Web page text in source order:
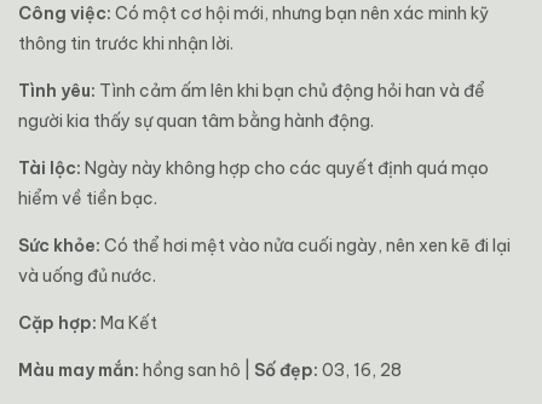
Công việc: Có một cơ hội mới, nhưng bạn nên xác minh kỹ
thông tin trước khi nhận lời.
Tình yêu: Tình cảm ấm lên khi bạn chủ động hỏi han và để
người kia thấy sự quan tâm bằng hành động.
Tài lộc: Ngày này không hợp cho các quyết định quá mạo
hiểm về tiền bạc.
Sức khỏe: Có thể hơi mệt vào nửa cuối ngày, nên xen kẽ đi lại
và uống đủ nước.
Cặp hợp: Ma Kết
Màu may mắn: hồng san hô | Số đẹp: 03, 16, 28